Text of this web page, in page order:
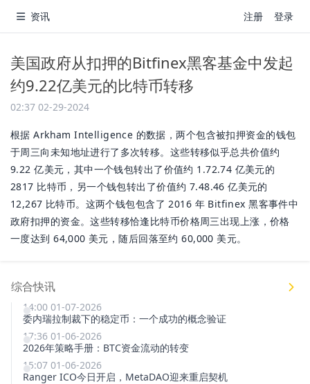
资讯 注册 登录
美国政府从扣押的Bitfinex黑客基金中发起
约9.22亿美元的比特币转移
02:37 02-29-2024
根据 Arkham Intelligence 的数据，两个包含被扣押资金的钱包
于周三向未知地址进行了多次转移。这些转移似乎总共价值约
9.22 亿美元，其中一个钱包转出了价值约 1.72.74 亿美元的
2817 比特币，另一个钱包转出了价值约 7.48.46 亿美元的
12,267 比特币。这两个钱包包含了 2016 年 Bitfinex 黑客事件中
政府扣押的资金。这些转移恰逢比特币价格周三出现上涨，价格
一度达到 64,000 美元，随后回落至约 60,000 美元。
综合快讯
14:00 01-07-2026
委内瑞拉制裁下的稳定币：一个成功的概念验证
17:36 01-06-2026
2026年策略手册：BTC资金流动的转变
15:07 01-06-2026
Ranger ICO今日开启，MetaDAO迎来重启契机